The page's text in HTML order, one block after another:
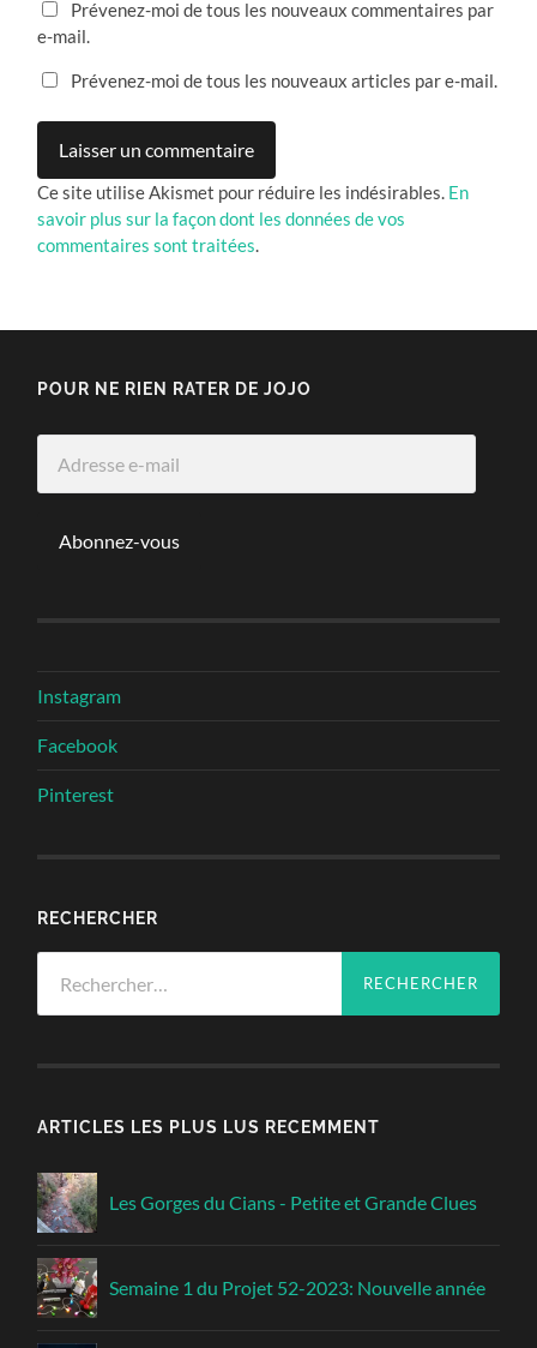
Prévenez-moi de tous les nouveaux commentaires par
e-mail.
Prévenez-moi de tous les nouveaux articles par e-mail.
Ce site utilise Akismet pour réduire les indésirables. En
savoir plus sur la façon dont les données de vos
commentaires sont traitées
POUR NE RIEN RATER DE JOJO
Abonnez-vous
Instagram
Facebook
Pinterest
RECHERCHER
ARTICLES LES PLUS LUS RECEMMENT
Les Gorges du Cians - Petite et Grande Clues
Semaine 1 du Projet 52-2023: Nouvelle année